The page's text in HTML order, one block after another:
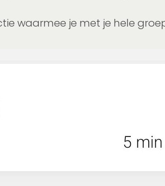
waarmee je met je hele